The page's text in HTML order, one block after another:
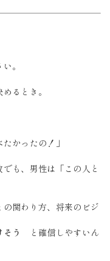
。
るとき。
かったの！」
も、男性は「この人と
関わり方、将来のビジ
そう
と確信しやすいん